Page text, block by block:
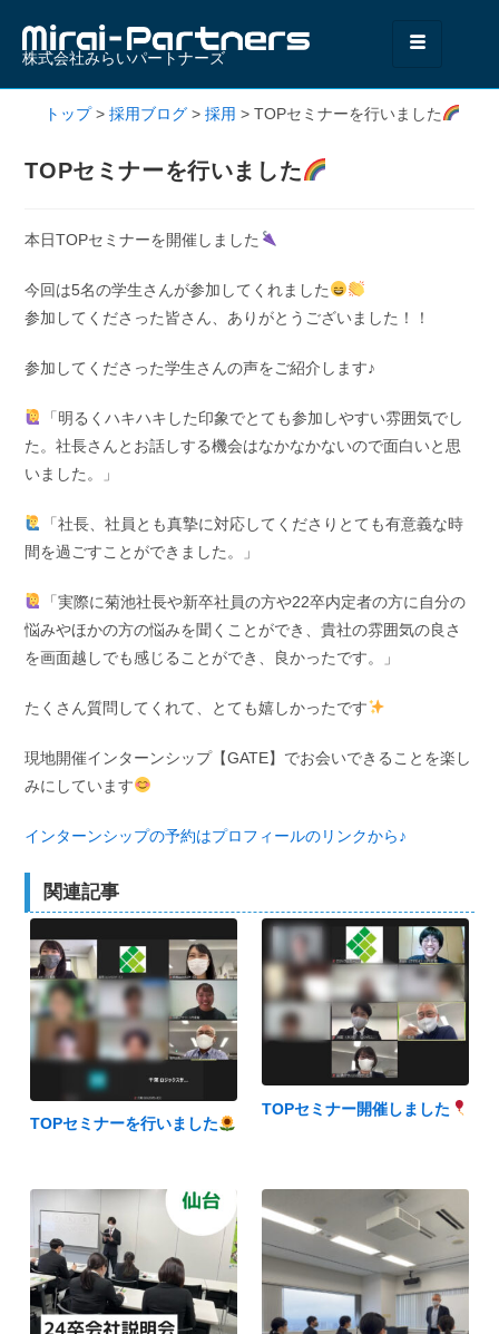
株式会社みらいパートナーズ
トップ> 採用ブログ > 採用 > TOPセミナーを行いました
TOPセミナーを行いました
本日TOPセミナーを開催しました
今回は5名の学生さんが参加してくれました
参加してくださった皆さん、ありがとうございました！！
参加してくださった学生さんの声をご紹介します♪
「明るくハキハキした印象でとても参加しやすい雰囲気でし
た。社長さんとお話しする機会はなかなかないので面白いと思
いました。」
「社長、社員とも真摯に対応してくださりとても有意義な時
間を過ごすことができました。」
「実際に菊池社長や新卒社員の方や22卒内定者の方に自分の
悩みやほかの方の悩みを聞くことができ、貴社の雰囲気の良さ
を画面越しでも感じることができ、良かったです。」
たくさん質問してくれて、とても嬉しかったです
現地開催インターンシップ【GATE】でお会いできることを楽し
みにしています
インターンシップの予約はプロフィールのリンクから♪
関連記事
TOPセミナーを行いました
TOPセミナー開催しました